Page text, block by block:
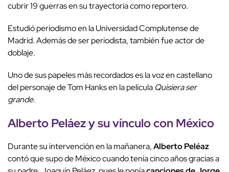
cubrir 19 guerras en su trayectoria como reportero.
Estudió periodismo en la Universidad Complutense de
Madrid. Además de ser periodista, también fue actor de
doblaje.
Uno de sus papeles más recordados es la voz en castellano
del personaje de Tom Hanks en la película Quisiera ser
grande.
Alberto Peláez y su vínculo con México
Durante su intervención en la mañanera,Alberto Peléaz
contó que supo de México cuando tenía cinco años gracias a